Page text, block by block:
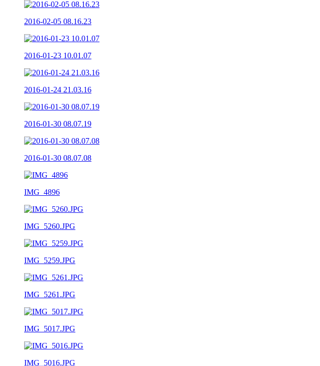
2016-02-05 08.16.23
2016-01-23 10.01.07
2016-01-24 21.03.16
2016-01-30 08.07.19
2016-01-30 08.07.08
IMG_4896
IMG_5260.JPG
IMG_5259.JPG
IMG_5261.JPG
IMG_5017.JPG
IMG_5016.JPG